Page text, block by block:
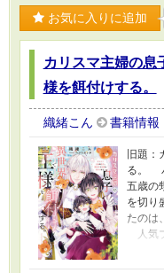
お気に入りに追加
カリスマ主婦の息
様を餌付けする。
織緒こん 書籍情報
旧題
る。
五歳の
を切り
たのは
人気
ェン
の母の